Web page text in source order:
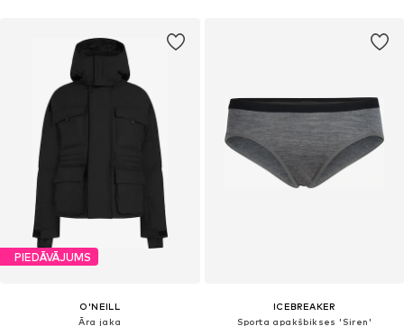
PIEDĀVĀJUMS
O'NEILL
Āra jaka
ICEBREAKER
Sporta apakšbikses 'Siren'